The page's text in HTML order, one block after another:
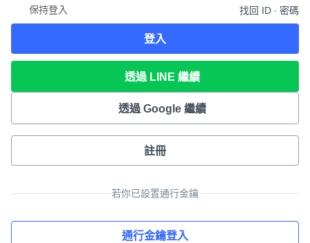
保持登入 找回 ID ∙ 密碼
登入
透過 LINE 繼續
透過 Google 繼續
註冊
若你已設置通行金鑰
通行金鑰登入